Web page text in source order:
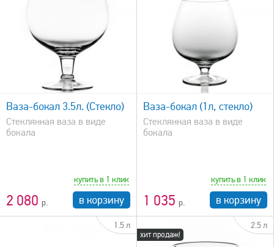
Ваза-бокал 3.5л. (Стекло)
Стеклянная ваза в виде
бокала
2 080
купить в 1 клик
в корзину
быстрый просмотр
Ваза-бокал (1л, стекло)
Стеклянная ваза в виде
бокала
1 035
купить в 1 клик
в корзину
1.5 л
хит продаж!
2.5 л